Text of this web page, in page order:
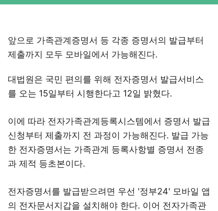
앞으로 가족관계증명서 등 각종 증명서의 발급부터
제출까지 모두 모바일에서 가능해진다.
대법원은 국민 편의를 위해 전자증명서 발급서비스
를 오는 15일부터 시행한다고 12일 밝혔다.
이에 따라 전자가족관계등록시스템에서 증명서 발급
신청부터 제출까지 전 과정이 가능해진다. 발급 가능
한 전자증명서는 가족관계 등록사항별 증명서 전종
과 제적 등초본이다.
전자증명서를 발급받으려면 우선 '정부24' 모바일 앱
의 전자문서지갑을 설치해야 한다. 이어 전자가족관